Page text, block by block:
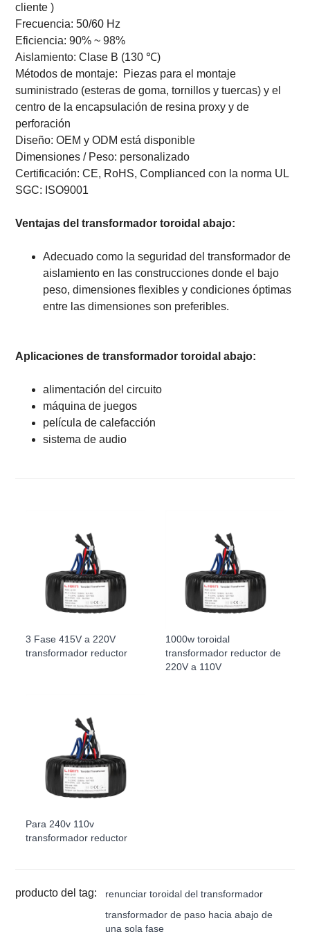
cliente )
Frecuencia: 50/60 Hz
Eficiencia: 90% ~ 98%
Aislamiento: Clase B (130 ℃)
Métodos de montaje:
Piezas para el montaje
suministrado (esteras de goma, tornillos y tuercas) y el
centro de la encapsulación de resina proxy y de
perforación
Diseño: OEM y ODM está disponible
Dimensiones / Peso: personalizado
Certificación: CE, RoHS, Complianced con la norma UL
SGC: ISO9001
Ventajas del transformador toroidal abajo:
Adecuado como la seguridad del transformador de
aislamiento en las construcciones donde el bajo
peso, dimensiones flexibles y condiciones óptimas
entre las dimensiones son preferibles.
Aplicaciones de transformador toroidal abajo:
alimentación del circuito
máquina de juegos
película de calefacción
sistema de audio
3 Fase 415V a 220V
transformador reductor
1000w toroidal
transformador reductor de
220V a 110V
Para 240v 110v
transformador reductor
producto del tag:
renunciar toroidal del transformador
transformador de paso hacia abajo de
una sola fase